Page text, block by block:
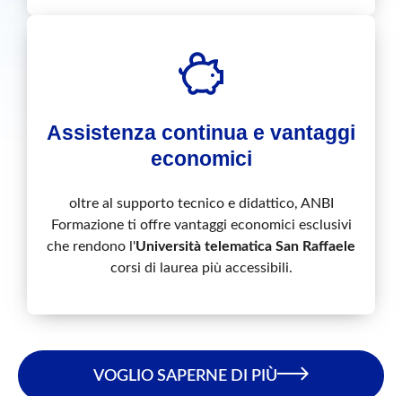
Assistenza continua e vantaggi
economici
oltre al supporto tecnico e didattico, ANBI
Formazione ti offre vantaggi economici esclusivi
che rendono l'Università telematica San Raffaele
corsi di laurea più accessibili.
VOGLIO SAPERNE DI PIÙ